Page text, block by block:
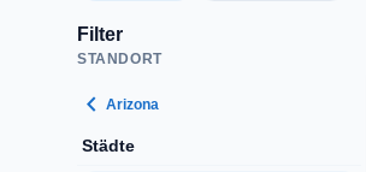
Filter
STANDORT
chevron_left Arizona
Städte